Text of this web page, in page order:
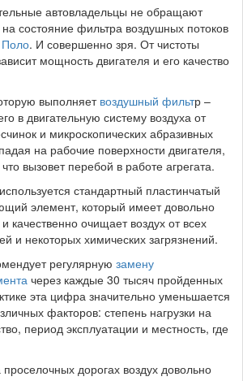
автовладельцы не обращают
состояние фильтра воздушных потоков
Поло. И совершенно зря. От чистоты
мощность двигателя и его качество
выполняетвоздушный фильтр –
в двигательную систему воздуха от
и микроскопических абразивных
на рабочие поверхности двигателя,
вызовет перебой в работе агрегата.
стандартный пластинчатый
элемент, который имеет довольно
качественно очищает воздух от всех
и некоторых химических загрязнений.
регулярную замену
через каждые 30 тысяч пройденных
эта цифра значительно уменьшается
факторов: степень нагрузки на
период эксплуатации и местность, где
дорогах воздух довольно